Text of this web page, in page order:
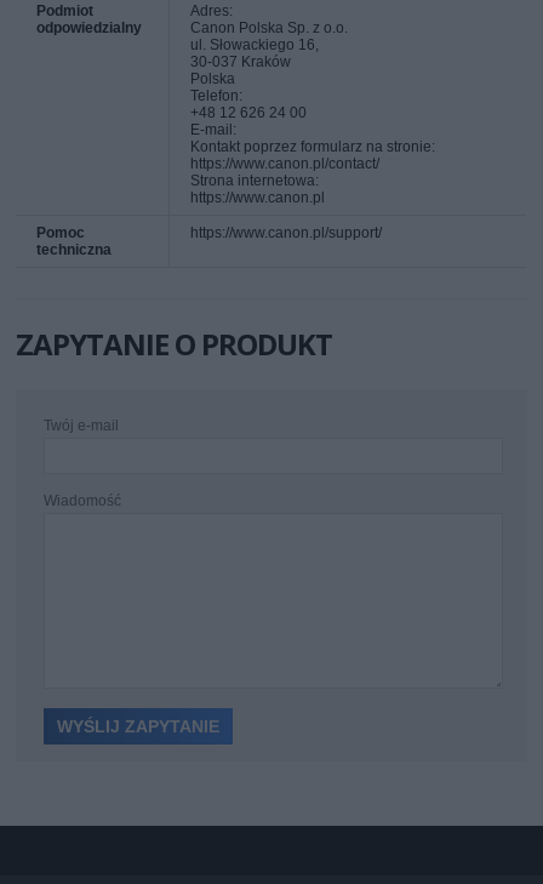
Podmiot
odpowiedzialny
Adres:
Canon Polska Sp. z o.o.
ul. Słowackiego 16,
30-037 Kraków
Polska
Telefon:
+48 12 626 24 00
E-mail:
Kontakt poprzez formularz na stronie:
https://www.canon.pl/contact/
Strona internetowa:
https://www.canon.pl
Pomoc
techniczna
https://www.canon.pl/support/
ZAPYTANIE O PRODUKT
Twój e-mail
Wiadomość